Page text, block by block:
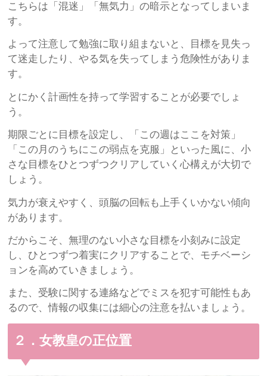
こちらは「混迷」「無気力」の暗示となってしまいま
す。
よって注意して勉強に取り組まないと、目標を見失っ
て迷走したり、やる気を失ってしまう危険性がありま
す。
とにかく計画性を持って学習することが必要でしょ
う。
期限ごとに目標を設定し、「この週はここを対策」
「この月のうちにこの弱点を克服」といった風に、小
さな目標をひとつずつクリアしていく心構えが大切で
しょう。
気力が衰えやすく、頭脳の回転も上手くいかない傾向
があります。
だからこそ、無理のない小さな目標を小刻みに設定
し、ひとつずつ着実にクリアすることで、モチベーシ
ョンを高めていきましょう。
また、受験に関する連絡などでミスを犯す可能性もあ
るので、情報の収集には細心の注意を払いましょう。
２．女教皇の正位置